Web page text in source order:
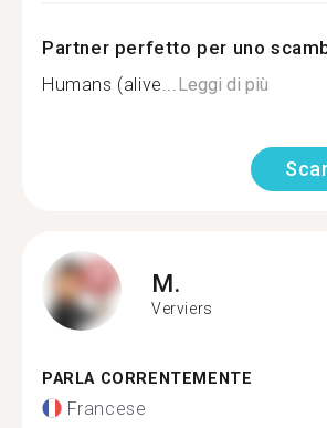
Partner perfetto per uno
Humans (alive...Leggi di più
M.
Verviers
PARLA CORRENTEMENTE
Francese